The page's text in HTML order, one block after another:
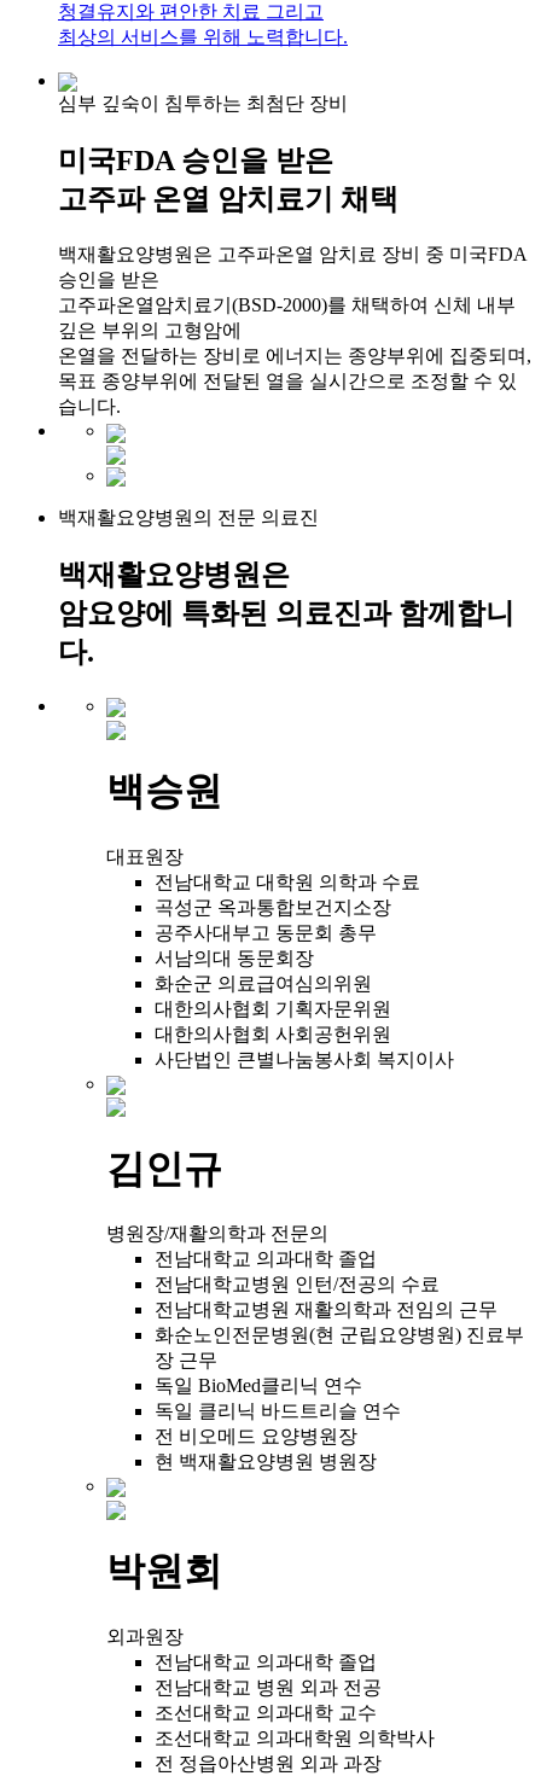
청결유지와 편안한 치료 그리고
최상의 서비스를 위해 노력합니다.
심부 깊숙이 침투하는 최첨단 장비
미국FDA 승인을 받은
고주파 온열 암치료기 채택
백재활요양병원은 고주파온열 암치료 장비 중 미국FDA
승인을 받은
고주파온열암치료기(BSD-2000)를 채택하여 신체 내부
깊은 부위의 고형암에
온열을 전달하는 장비로 에너지는 종양부위에 집중되며,
목표 종양부위에 전달된 열을 실시간으로 조정할 수 있
습니다.
백재활요양병원의 전문 의료진
백재활요양병원은
암요양에 특화된 의료진과 함께합니
다.
백승원
대표원장
전남대학교 대학원 의학과 수료
곡성군 옥과통합보건지소장
공주사대부고 동문회 총무
서남의대 동문회장
화순군 의료급여심의위원
대한의사협회 기획자문위원
대한의사협회 사회공헌위원
사단법인 큰별나눔봉사회 복지이사
김인규
병원장/재활의학과 전문의
전남대학교 의과대학 졸업
전남대학교병원 인턴/전공의 수료
전남대학교병원 재활의학과 전임의 근무
화순노인전문병원(현 군립요양병원) 진료부
장 근무
독일 BioMed클리닉 연수
독일 클리닉 바드트리슬 연수
전 비오메드 요양병원장
현 백재활요양병원 병원장
박원회
외과원장
전남대학교 의과대학 졸업
전남대학교 병원 외과 전공
조선대학교 의과대학 교수
조선대학교 의과대학원 의학박사
전 정읍아산병원 외과 과장